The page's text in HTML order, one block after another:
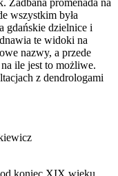
wszystkim była
gdańskie dzielnice i
te widoki na
nazwy, a przede
ile jest to możliwe.
z dendrologami
koniec XIX wieku